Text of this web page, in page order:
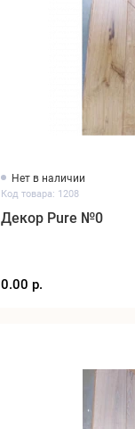
Нет в наличии
Код товара: 1208
Декор Pure №0
0.00 р.